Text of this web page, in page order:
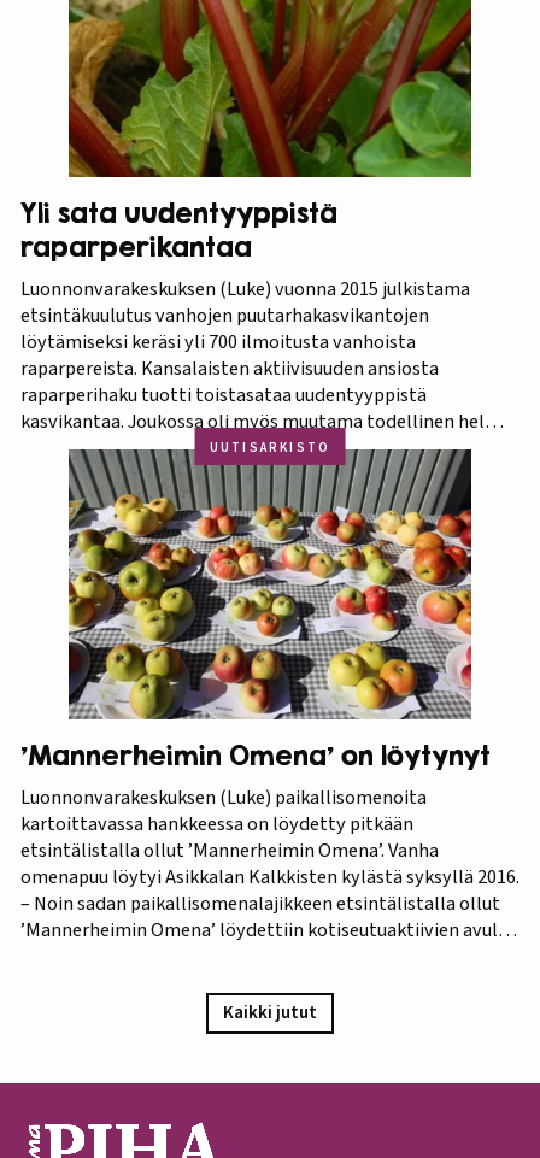
Yli sata uudentyyppistä
raparperikantaa
Luonnonvarakeskuksen (Luke) vuonna 2015 julkistama
etsintäkuulutus vanhojen puutarhakasvikantojen
löytämiseksi keräsi yli 700 ilmoitusta vanhoista
raparpereista. Kansalaisten aktiivisuuden ansiosta
raparperihaku tuotti toistasataa uudentyyppistä
kasvikantaa. Joukossa oli myös muutama todellinen helmi.
Koko aineistosta jatkotutkimuksiin pääsi 375 kasvia, joista
60 prosenttia osoittautui vihreä-punavartiseksi Victoria-
lajikkeeksi. Raparperitutkimus dokumentoitiin vaihe
vaiheelta elokuvaksi ”Raparperin kadonneita geenejä
etsimässä”. Elokuvan ensiesitys ja tutkimustulosten
julkistus…
UUTISARKISTO
’Mannerheimin Omena’ on löytynyt
Luonnonvarakeskuksen (Luke) paikallisomenoita
kartoittavassa hankkeessa on löydetty pitkään
etsintälistalla ollut ’Mannerheimin Omena’. Vanha
omenapuu löytyi Asikkalan Kalkkisten kylästä syksyllä 2016.
– Noin sadan paikallisomenalajikkeen etsintälistalla ollut
’Mannerheimin Omena’ löydettiin kotiseutuaktiivien avulla.
vastaa Puutarha-lehden vuosien 1921 ja 1931 kuvauksia,
iloitsee tutkija Maarit Heinonen Lukesta.…
Kaikki jutut